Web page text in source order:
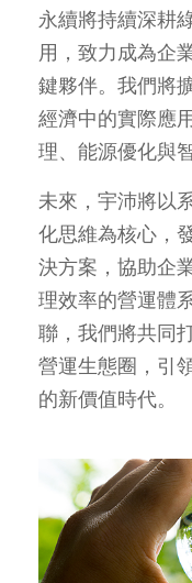
永續將持續深耕
用，致力成為企
鍵夥伴。我們將
經濟中的實際應
理、能源優化與
未來，宇沛將以
化思維為核心，
決方案，協助企
理效率的營運體
聯，我們將共同
營運生態圈，引
的新價值時代。